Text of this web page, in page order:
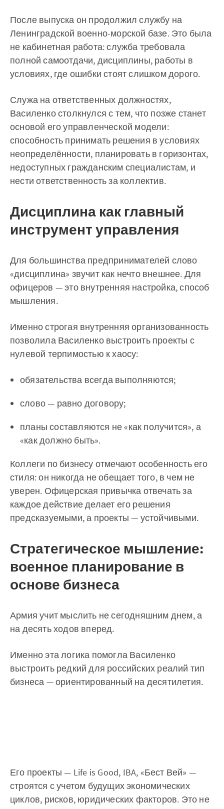
После выпуска он продолжил службу на
Ленинградской военно-морской базе. Это была
не кабинетная работа: служба требовала
полной самоотдачи, дисциплины, работы в
условиях, где ошибки стоят слишком дорого.
Служа на ответственных должностях,
Василенко столкнулся с тем, что позже станет
основой его управленческой модели:
способность принимать решения в условиях
неопределённости, планировать в горизонтах,
недоступных гражданским специалистам, и
нести ответственность за коллектив.
Дисциплина как главный
инструмент управления
Для большинства предпринимателей слово
«дисциплина» звучит как нечто внешнее. Для
офицеров — это внутренняя настройка, способ
мышления.
Именно строгая внутренняя организованность
позволила Василенко выстроить проекты с
нулевой терпимостью к хаосу:
обязательства всегда выполняются;
слово — равно договору;
планы составляются не «как получится», а
«как должно быть».
Коллеги по бизнесу отмечают особенность его
стиля: он никогда не обещает того, в чем не
уверен. Офицерская привычка отвечать за
каждое действие делает его решения
предсказуемыми, а проекты — устойчивыми.
Стратегическое мышление:
военное планирование в
основе бизнеса
Армия учит мыслить не сегодняшним днем, а
на десять ходов вперед.
Именно эта логика помогла Василенко
выстроить редкий для российских реалий тип
бизнеса — ориентированный на десятилетия.
Его проекты — Life is Good, IBA, «Бест Вей» —
строятся с учетом будущих экономических
циклов, рисков, юридических факторов. Это не